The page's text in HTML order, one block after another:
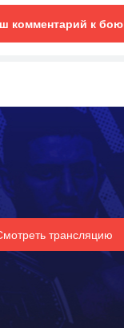
комментарий к бою
трансляцию